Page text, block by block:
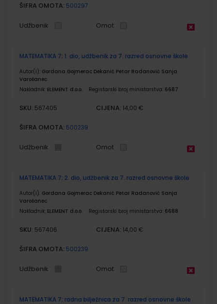
ŠIFRA OMOTA: 500297
Udžbenik Omot
MATEMATIKA 7; 1. dio, udžbenik za 7. razred osnovne škole
Autor(i): Gordana Gojmerac Dekanić Petar Radanović Sanja
Varošanec
Nakladnik: ELEMENT d.o.o. Registarski broj ministarstva: 6687
SKU: 567405 CIJENA: 14,00 €
ŠIFRA OMOTA: 500239
Udžbenik Omot
MATEMATIKA 7; 2. dio, udžbenik za 7. razred osnovne škole
Autor(i): Gordana Gojmerac Dekanić Petar Radanović Sanja
Varošanec
Nakladnik: ELEMENT d.o.o. Registarski broj ministarstva: 6688
SKU: 567406 CIJENA: 14,00 €
ŠIFRA OMOTA: 500239
Udžbenik Omot
MATEMATIKA 7; radna bilježnica za 7. razred osnovne škole